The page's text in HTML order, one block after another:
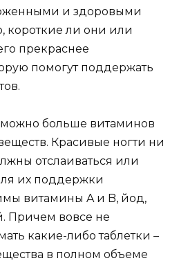
и здоровыми
короткие ли они или
прекраснее
помогут поддержать
больше витаминов
Красивые ногти ни
отслаиваться или
их поддержки
витамины A и B, йод,
Причем вовсе не
какие-либо таблетки –
в полном объеме